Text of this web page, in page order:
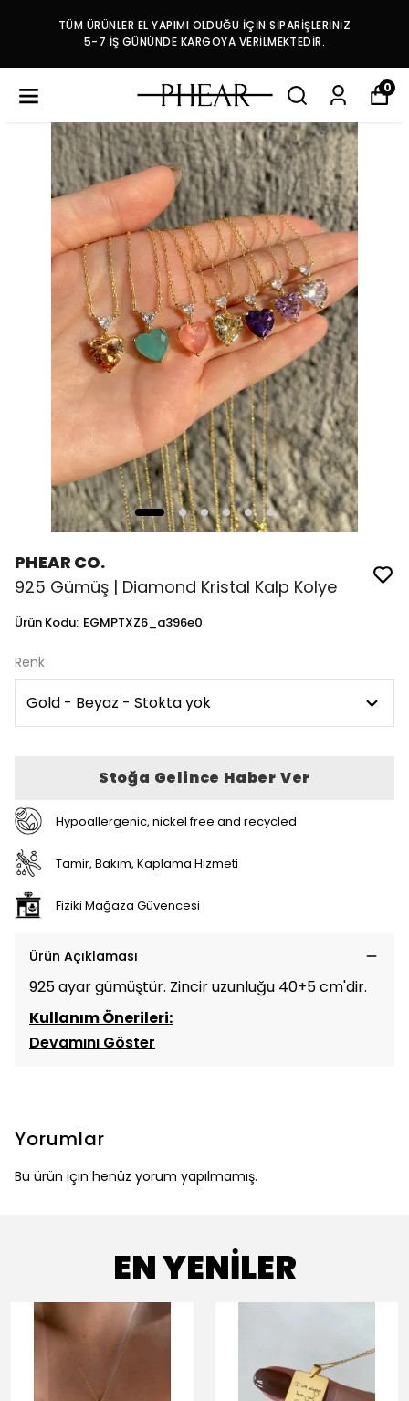
TÜM ÜRÜNLER EL YAPIMI OLDUĞU İÇİN SİPARİŞLERİNİZ
5-7 İŞ GÜNÜNDE KARGOYA VERİLMEKTEDİR.
0
PHEAR CO.
925 Gümüş | Diamond Kristal Kalp Kolye
Ürün Kodu: EGMPTXZ6_a396e0
Renk
Stoğa Gelince Haber Ver
Hypoallergenic, nickel free and recycled
Tamir, Bakım, Kaplama Hizmeti
Fiziki Mağaza Güvencesi
Ürün Açıklaması
925 ayar gümüştür. Zincir uzunluğu 40+5 cm'dir.
Kullanım Önerileri:
Devamını Göster
Yorumlar
Bu ürün için henüz yorum yapılmamış.
EN YENİLER